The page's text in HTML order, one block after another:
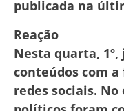
publicada na
Reação
Nesta quarta,
conteúdos com
redes sociais.